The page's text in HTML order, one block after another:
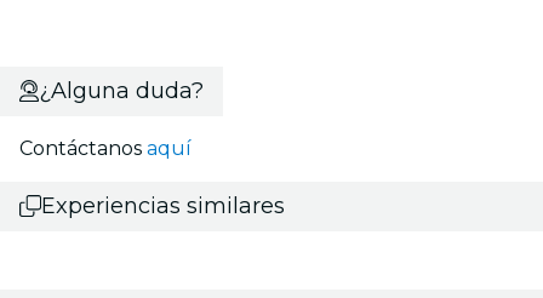
¿Alguna duda?
Contáctanos aquí
Experiencias similares